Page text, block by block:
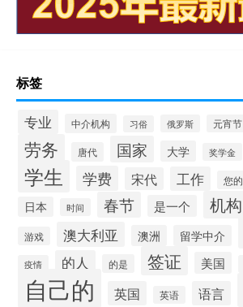
标签
专业 中介机构 习俗 俄罗斯 元宵节
劳务 唐代 国家 大学 奖学金
学生 学费 宋代 工作 您的
日本 时间 春节 是一个 机构
游戏 澳大利亚 澳洲 留学中介
疫情 的人 的是 签证 美国
自己的 英国 英语 语言